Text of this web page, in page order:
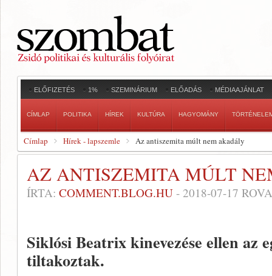
ELŐFIZETÉS 1% SZEMINÁRIUM ELŐADÁS MÉDIAAJÁNLAT
CÍMLAP POLITIKA HÍREK KULTÚRA HAGYOMÁNY
Címlap Hírek - lapszemle Az antiszemita múlt nem akadály
AZ ANTISZEMITA MÚLT
ÍRTA: COMMENT.BLOG.HU - 2018-07-17
Siklósi Beatrix kinevezése ellen az
tiltakoztak.